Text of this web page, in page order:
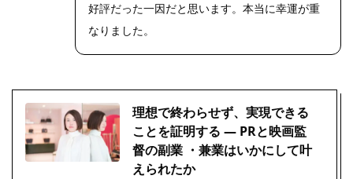
好評だった一因だと思います。本当に幸運が重
なりました。
理想で終わらせず、実現できる
ことを証明する ― PRと映画監
督の副業 ・兼業はいかにして叶
えられたか